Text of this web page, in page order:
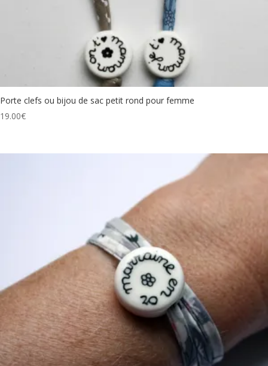
Porte clefs ou bijou de sac petit rond pour femme
19.00€